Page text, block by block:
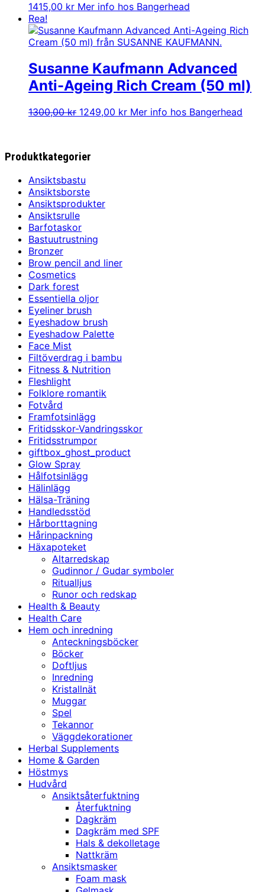
1415,00 kr Mer info hos Bangerhead
Rea!
Susanne Kaufmann Advanced
Anti-Ageing Rich Cream (50 ml)
1300,00kr Det
1300,00 kr.
1249,00 krDet
Mer info hos Bangerhead
Produktkategorier
Ansiktsbastu
Ansiktsborste
Ansiktsprodukter
Ansiktsrulle
Barfotaskor
Bastuutrustning
Bronzer
Brow pencil and liner
Cosmetics
Dark forest
Essentiella oljor
Eyeliner brush
Eyeshadow brush
Eyeshadow Palette
Face Mist
Filtöverdrag i bambu
Fitness & Nutrition
Fleshlight
Folklore romantik
Fotvård
Framfotsinlägg
Fritidsskor-Vandringsskor
Fritidsstrumpor
giftbox_ghost_product
Glow Spray
Hålfotsinlägg
Hälinlägg
Hälsa-Träning
Handledsstöd
Hårborttagning
Hårinpackning
Häxapoteket
Altarredskap
Gudinnor / Gudar symboler
Ritualljus
Runor och redskap
Health & Beauty
Health Care
Hem och inredning
Anteckningsböcker
Böcker
Doftljus
Inredning
Kristallnät
Muggar
Spel
Tekannor
Väggdekorationer
Herbal Supplements
Home & Garden
Höstmys
Hudvård
Ansiktsåterfuktning
Återfuktning
Dagkräm
Dagkräm med SPF
Hals & dekolletage
Nattkräm
Ansiktsmasker
Foam mask